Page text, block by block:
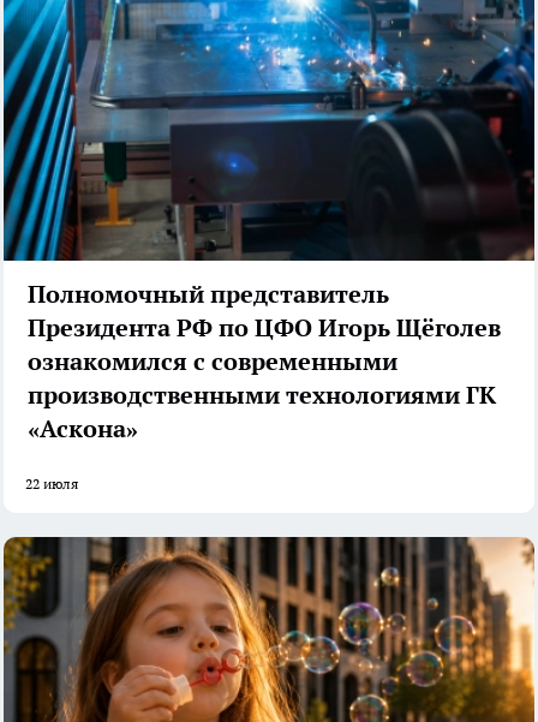
Полномочный представитель
Президента РФ по ЦФО Игорь Щёголев
ознакомился с современными
производственными технологиями ГК
«Аскона»
22 июля